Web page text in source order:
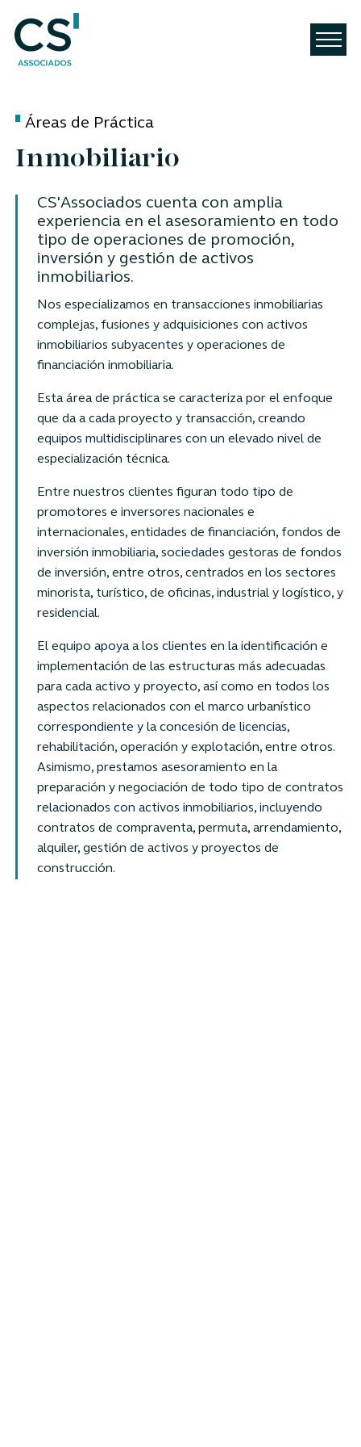
Áreas de Práctica
Inmobiliario
CS'Associados cuenta con amplia
experiencia en el asesoramiento en todo
tipo de operaciones de promoción,
inversión y gestión de activos
inmobiliarios.
Nos especializamos en transacciones inmobiliarias
complejas, fusiones y adquisiciones con activos
inmobiliarios subyacentes y operaciones de
financiación inmobiliaria.
Esta área de práctica se caracteriza por el enfoque
que da a cada proyecto y transacción, creando
equipos multidisciplinares con un elevado nivel de
especialización técnica.
Entre nuestros clientes figuran todo tipo de
promotores e inversores nacionales e
internacionales, entidades de financiación, fondos de
inversión inmobiliaria, sociedades gestoras de fondos
de inversión, entre otros, centrados en los sectores
minorista, turístico, de oficinas, industrial y logístico, y
residencial.
El equipo apoya a los clientes en la identificación e
implementación de las estructuras más adecuadas
para cada activo y proyecto, así como en todos los
aspectos relacionados con el marco urbanístico
correspondiente y la concesión de licencias,
rehabilitación, operación y explotación, entre otros.
Asimismo, prestamos asesoramiento en la
preparación y negociación de todo tipo de contratos
relacionados con activos inmobiliarios, incluyendo
contratos de compraventa, permuta, arrendamiento,
alquiler, gestión de activos y proyectos de
construcción.